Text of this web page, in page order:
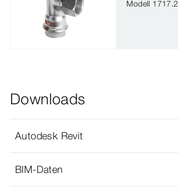
Modell 1717.2
Downloads
Autodesk Revit
BIM-Daten